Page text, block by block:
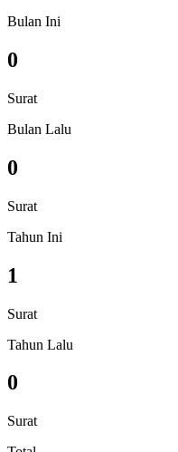
Bulan Ini
0
Surat
Bulan Lalu
0
Surat
Tahun Ini
1
Surat
Tahun Lalu
0
Surat